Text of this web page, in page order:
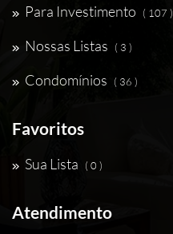
Para Investimento ( 107 )
Nossas Listas ( 3 )
Condomínios ( 36 )
Favoritos
Sua Lista ( 0 )
Atendimento